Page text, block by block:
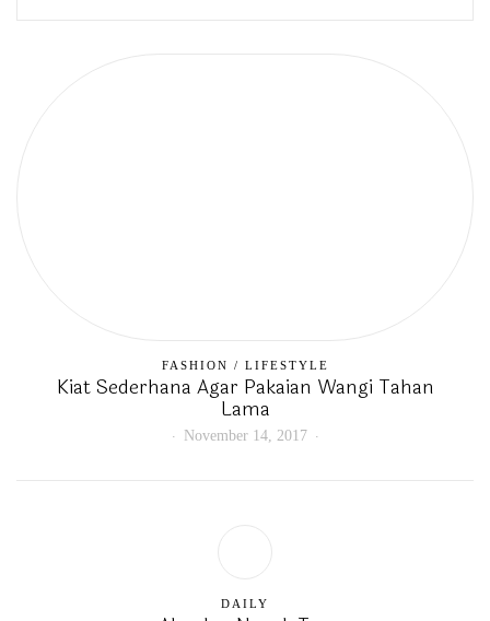
FASHION / LIFESTYLE
Kiat Sederhana Agar Pakaian Wangi Tahan
Lama
November 14, 2017
DAILY